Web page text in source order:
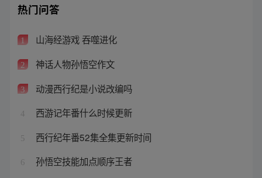
热门问答
1 山海经游戏 吞噬进化
2 神话人物孙悟空作文
3 动漫西行纪是小说改编吗
4 西游记年番什么时候更新
5 西行纪年番52集全集更新时间
6 孙悟空技能加点顺序王者